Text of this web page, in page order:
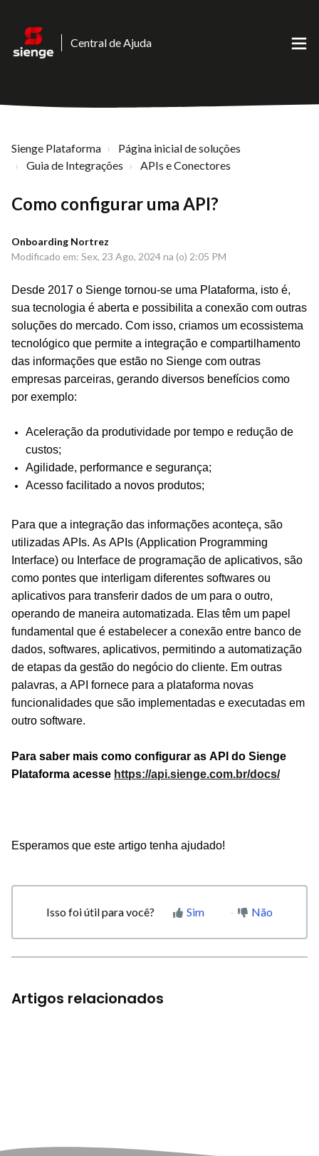
Central de Ajuda
Sienge Plataforma
Página inicial de soluções
Guia de Integrações
APIs e Conectores
Como configurar uma API?
Onboarding Nortrez
Modificado em: Sex, 23 Ago, 2024 na (o) 2:05 PM
Desde 2017 o Sienge tornou-se uma Plataforma, isto é,
sua tecnologia é aberta e possibilita a conexão com outras
soluções do mercado. Com isso, criamos um ecossistema
tecnológico que permite a integração e compartilhamento
das informações que estão no Sienge com outras
empresas parceiras, gerando diversos benefícios como
por exemplo:
Aceleração da produtividade por tempo e redução de
custos;
Agilidade, performance e segurança;
Acesso facilitado a novos produtos;
Para que a integração das informações aconteça, são
utilizadas APIs. As APIs (Application Programming
Interface) ou Interface de programação de aplicativos, são
como pontes que interligam diferentes softwares ou
aplicativos para transferir dados de um para o outro,
operando de maneira automatizada. Elas têm um papel
fundamental que é estabelecer a conexão entre banco de
dados, softwares, aplicativos, permitindo a automatização
de etapas da gestão do negócio do cliente. Em outras
palavras, a API fornece para a plataforma novas
funcionalidades que são implementadas e executadas em
outro software.
Para saber mais como configurar as API do Sienge
Plataforma acesse https://api.sienge.com.br/docs/
Esperamos que este artigo tenha ajudado!
Isso foi útil para você? Sim Não
Artigos relacionados